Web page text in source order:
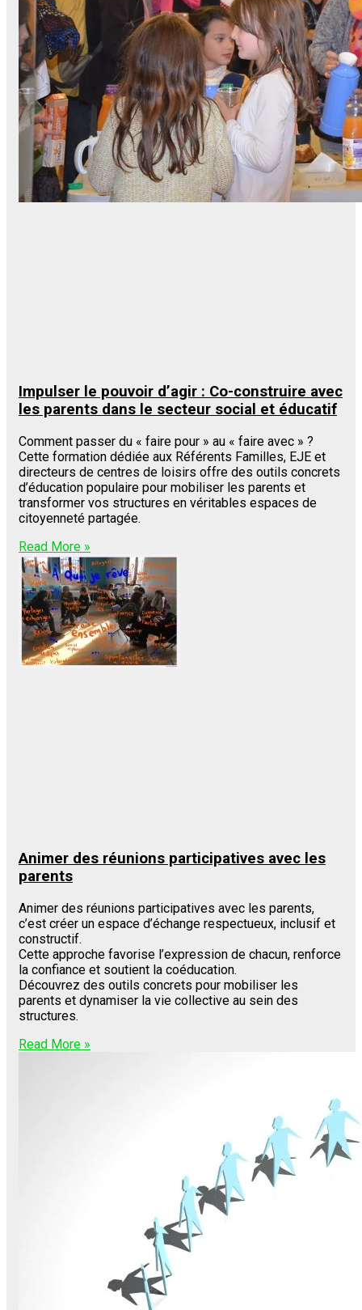
Impulser le pouvoir d’agir : Co-construire avec
les parents dans le secteur social et éducatif
Comment passer du « faire pour » au « faire avec » ?
Cette formation dédiée aux Référents Familles, EJE et
directeurs de centres de loisirs offre des outils concrets
d’éducation populaire pour mobiliser les parents et
transformer vos structures en véritables espaces de
citoyenneté partagée.
Read More »
Animer des réunions participatives avec les
parents
Animer des réunions participatives avec les parents,
c’est créer un espace d’échange respectueux, inclusif et
constructif.
Cette approche favorise l’expression de chacun, renforce
la confiance et soutient la coéducation.
Découvrez des outils concrets pour mobiliser les
parents et dynamiser la vie collective au sein des
structures.
Read More »